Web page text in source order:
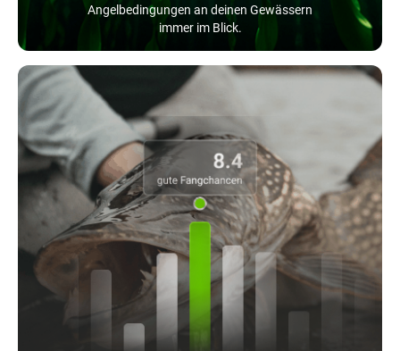
Angelbedingungen an deinen Gewässern
immer im Blick.